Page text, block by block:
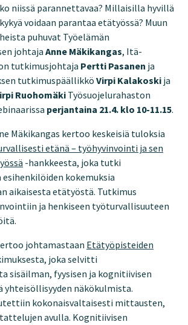
niissä parannettavaa? Millaisilla hyvillä
voidaan parantaa etätyössä? Muun
puhuvat Työelämän
johtaja Anne Mäkikangas, Itä-
tutkimusjohtaja Pertti Pasanen ja
tutkimuspäällikkö Virpi Kalakoski ja
Ruohomäki Työsuojelurahaston
perjantaina 21.4. klo 10-11.15.
Mäkikangas kertoo keskeisiä tuloksia
etänä – työhyvinvointi ja sen
-hankkeesta, joka tutki
kokemuksia
aikaisesta etätyöstä. Tutkimus
ja henkiseen työturvallisuuteen
johtamastaan Etätyöpisteiden
joka selvitti
sisäilman, fyysisen ja kognitiivisen
yhteisöllisyyden näkökulmista.
kokonaisvaltaisesti mittausten,
avulla. Kognitiivisen